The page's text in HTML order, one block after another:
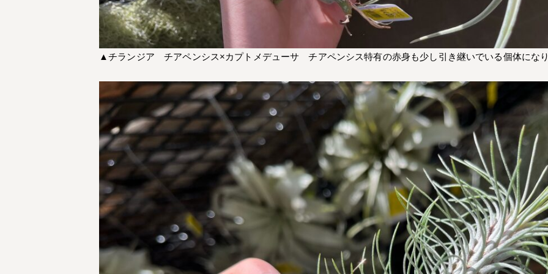
▲チランジア チアペンシス×カプトメデューサ チアペンシス特有の赤身も少し引き継いでいる個体にな